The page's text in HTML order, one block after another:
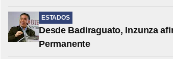
ESTADOS
Desde Badiraguato, Inzunza
Permanente